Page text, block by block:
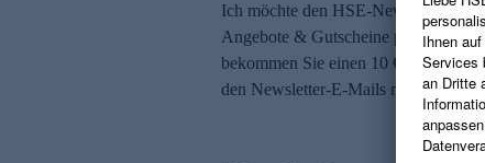
Ich möchte den HSE-Newsletter
Angebote & Gutscheine per E-Mail
bekommen Sie einen 10 €
den Newsletter-E-Mails möglich.